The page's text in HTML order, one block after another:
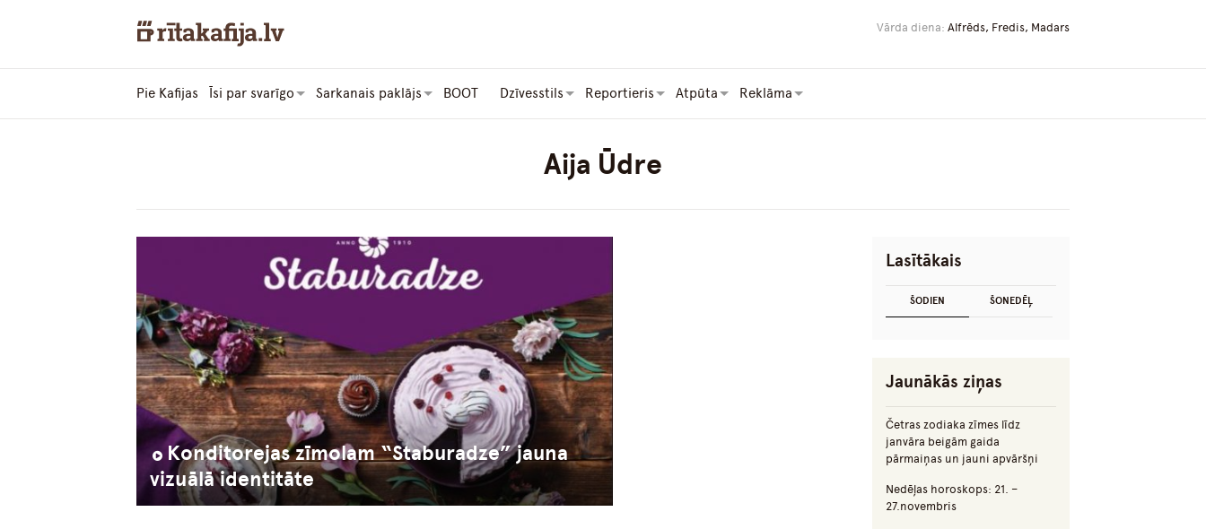
Vārda diena: Alfrēds, Fredis, Madars
Pie Kafijas Īsi par svarīgo Sarkanais paklājs BOOT Dzīvesstils Reportieris Atpūta Reklāma
Aija Ūdre
Konditorejas zīmolam “Staburadze” jauna
vizuālā identitāte
Lasītākais
ŠODIEN ŠONEDĒĻ
Jaunākās ziņas
Četras zodiaka zīmes līdz
janvāra beigām gaida
pārmaiņas un jauni apvāršņi
Nedēļas horoskops: 21. –
27.novembris